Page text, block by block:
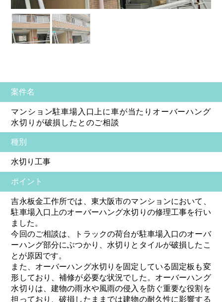
案件名
マンション駐車場入口上に車が当たりオーバーハング
水切りが破損したとのご相談
種別
水切り工事
ポイント
吉永板金工作所では、東大阪市のマンションにおいて、
駐車場入口上のオーバーハング水切りの修理工事を行い
ました。
今回のご相談は、トラックの荷台が駐車場入口のオーバ
ーハング部分にぶつかり、水切りとタイルが破損したこ
とが原因です。
また、オーバーハング水切りを固定している固定板も変
形しており、補修が必要な状況でした。オーバーハング
水切りは、建物の雨水や風雨の侵入を防ぐ重要な役割を
担っており、破損したままでは建物の耐久性に影響する